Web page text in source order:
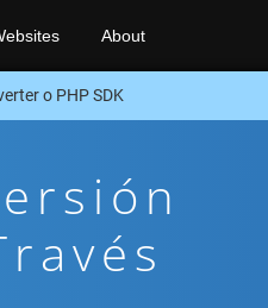
About
o PHP SDK